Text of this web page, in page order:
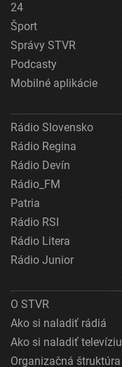
24
Šport
Správy STVR
Podcasty
Mobilné aplikácie
Rádio Slovensko
Rádio Regina
Rádio Devín
Rádio_FM
Patria
Rádio RSI
Rádio Litera
Rádio Junior
O STVR
Ako si naladiť rádiá
Ako si naladiť televíziu
Organizačná štruktúra